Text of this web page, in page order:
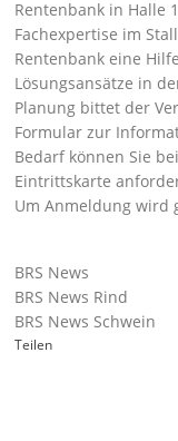
Rentenbank in Halle
Fachexpertise im
Rentenbank eine
Lösungsansätze in
Planung bittet der
Formular zur
Bedarf können Sie
Eintrittskarte
Um Anmeldung wird
BRS News
BRS News Rind
BRS News Schwein
Teilen